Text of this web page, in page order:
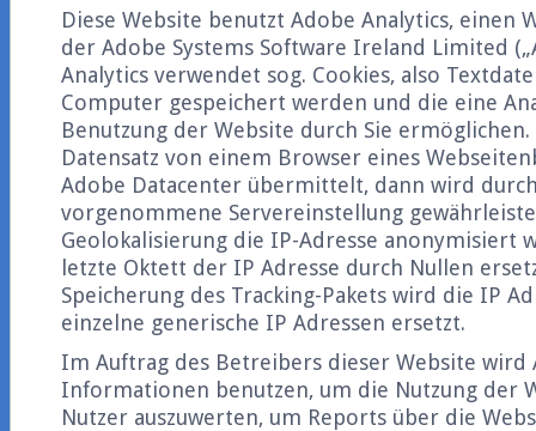
Diese Website benutzt Adobe Analytics, einen
der Adobe Systems Software Ireland Limited
Analytics verwendet sog. Cookies, also
Computer gespeichert werden und die eine
Benutzung der Website durch Sie
Datensatz von einem Browser eines
Adobe Datacenter übermittelt, dann wird
vorgenommene Servereinstellung
Geolokalisierung die IP-Adresse anonymisiert
letzte Oktett der IP Adresse durch Nullen
Speicherung des Tracking-Pakets wird die IP
einzelne generische IP Adressen ersetzt.
Im Auftrag des Betreibers dieser Website wird
Informationen benutzen, um die Nutzung der
Nutzer auszuwerten, um Reports über die